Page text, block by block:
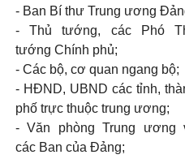
- Ban Bí thư Trung ương
- Thủ tướng, các Phó
tướng Chính phủ;
- Các bộ, cơ quan ngang bộ;
- HĐND, UBND các tỉnh,
phố trực thuộc trung ương;
- Văn phòng Trung ương
các Ban của Đảng;